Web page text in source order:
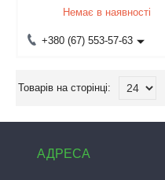
Немає в наявності
+380 (67) 553-57-63